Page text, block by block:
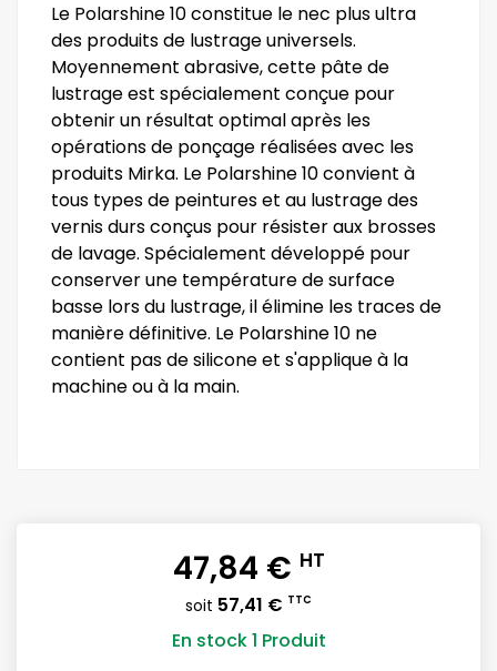
Le Polarshine 10 constitue le nec plus ultra
des produits de lustrage universels.
Moyennement abrasive, cette pâte de
lustrage est spécialement conçue pour
obtenir un résultat optimal après les
opérations de ponçage réalisées avec les
produits Mirka. Le Polarshine 10 convient à
tous types de peintures et au lustrage des
vernis durs conçus pour résister aux brosses
de lavage. Spécialement développé pour
conserver une température de surface
basse lors du lustrage, il élimine les traces de
manière définitive. Le Polarshine 10 ne
contient pas de silicone et s'applique à la
machine ou à la main.
47,84 € HT
soit 57,41 € TTC
En stock1 Produit